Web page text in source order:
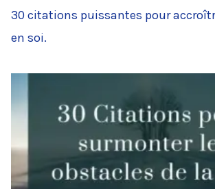
30 citations puissantes pour
en soi.